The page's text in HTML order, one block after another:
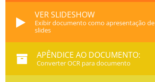
VER SLIDESHOW
Exibir documento como apresentação de
slides
APÊNDICE AO DOCUMENTO:
Converter OCR para documento